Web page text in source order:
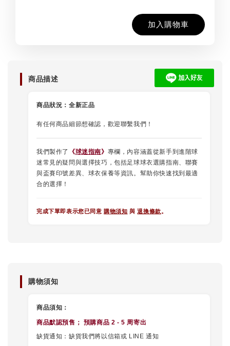
加入購物車
商品描述
商品狀況： 全新正品
有任何商品細節想確認，歡迎聯繫我們！
我們製作了 《球迷指南》 專欄，內容涵蓋從新手到進階球
迷常見的疑問與選擇技巧，包括足球球衣選購指南、聯賽
與盃賽印號差異、球衣保養等資訊。幫助你快速找到最適
合的選擇！
完成下單即表示您已同意 購物須知 與退換條款。
購物須知
商品須知：
商品默認預售 ； 預購商品 2 - 5 周寄出
缺貨通知：缺貨我們將以信箱或 LINE 通知